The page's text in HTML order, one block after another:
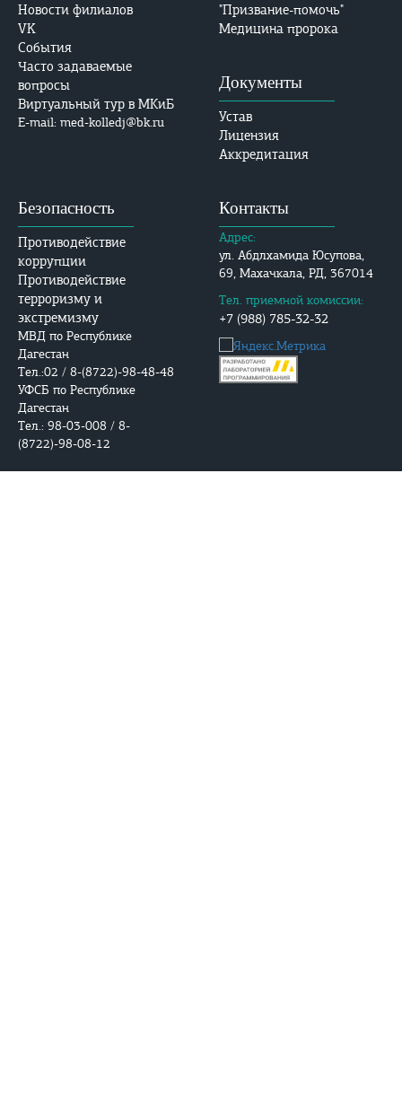
Новости филиалов
VK
События
Часто задаваемые
вопросы
Виртуальный тур в МКиБ
E-mail: med-kolledj@bk.ru
"Призвание-помочь"
Медицина пророка
Документы
Устав
Лицензия
Аккредитация
Безопасность
Противодействие
коррупции
Противодействие
терроризму и
экстремизму
МВД по Республике
Дагестан
Тел.:02 / 8-(8722)-98-48-48
УФСБ по Республике
Дагестан
Тел.: 98-03-008 / 8-
(8722)-98-08-12
Контакты
Адрес:
ул. Абдлхамида Юсупова,
69, Махачкала, РД, 367014
Тел. приемной комиссии:
+7 (988) 785-32-32